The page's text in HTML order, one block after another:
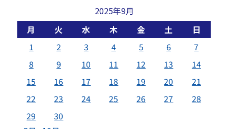
2025年9月
月
火 水 木 金 土
日
1
2 3 4 5 6
7
8
9 10 11 12 13
14
15
16 17 18 19 20
21
22
23 24 25 26 27
28
29
30